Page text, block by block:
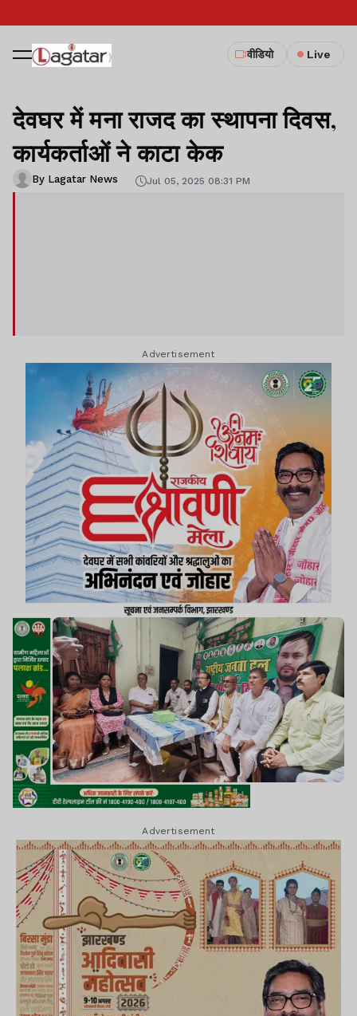
वीडियो Live
देवघर में मना राजद का स्थापना दिवस,
कार्यकर्ताओं ने काटा केक
By Lagatar News Jul 05, 2025 08:31 PM
Advertisement
Advertisement